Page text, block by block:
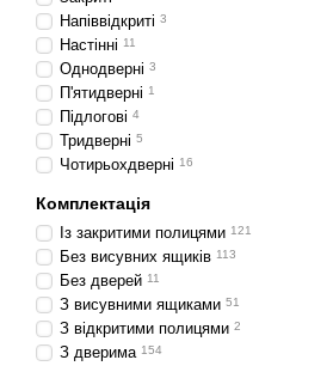
Напіввідкриті 3
Настінні 11
Однодверні 3
П'ятидверні 1
Підлогові 4
Тридверні 5
Чотирьохдверні 16
Комплектація
Із закритими полицями 121
Без висувних ящиків 113
Без дверей 11
З висувними ящиками 51
З відкритими полицями 2
З дверима 154